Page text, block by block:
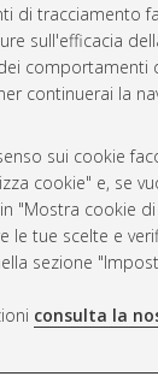
di tracciamento
sull'efficacia
comportamenti
continuerai la
sui cookie
cookie" e, se
"Mostra cookie
le tue scelte e
sezione
consulta la
-
generata il